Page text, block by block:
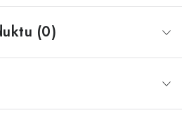
(0)